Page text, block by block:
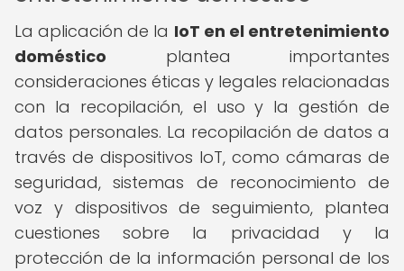
La aplicación de la IoT en el entretenimiento
doméstico plantea importantes
consideraciones éticas y legales relacionadas
con la recopilación, el uso y la gestión de
datos personales. La recopilación de datos a
través de dispositivos IoT, como cámaras de
seguridad, sistemas de reconocimiento de
voz y dispositivos de seguimiento, plantea
cuestiones sobre la privacidad y la
protección de la información personal de los